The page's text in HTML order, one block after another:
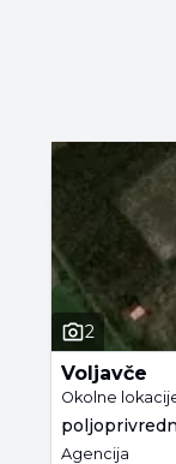
2
Voljavče
Okolne
Agencija